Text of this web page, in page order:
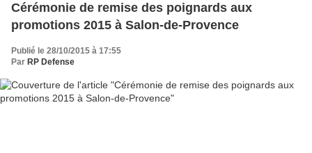
Cérémonie de remise des poignards aux
promotions 2015 à Salon-de-Provence
Publié le 28/10/2015 à 17:55
Par RP Defense